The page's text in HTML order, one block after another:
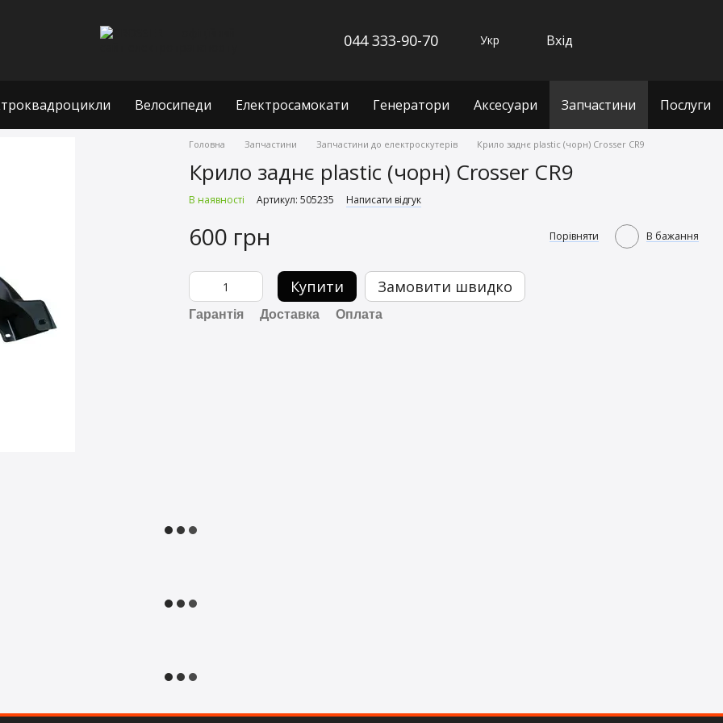
044 333-90-70 Укр Вхід
Велосипеди Електросамокати Генератори Аксесуари Запчастини Послуги
Головна Запчастини Запчастини до електроскутерів Крило заднє plastic (чорн) Crosser CR9
Крило заднє plastic (чорн) Crosser CR9
В наявності Артикул: 505235 Написати відгук
600 грн Порівняти В бажання
Купити Замовити швидко
Гарантія Доставка Оплата